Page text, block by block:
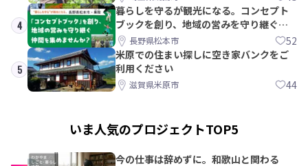
4
暮らしを守るが観光になる。コンセプト
ブックを創り、地域の営みを守り継ぐ仲
間を集めませんか？
長野県松本市 52
5
米原での住まい探しに空き家バンクをご
利用ください
滋賀県米原市 44
いま人気のプロジェクトTOP5
今の仕事は辞めずに。和歌山と関わる